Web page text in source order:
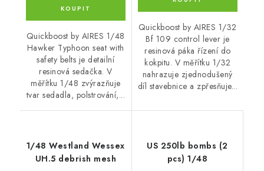
Quickboost by AIRES 1/48
Hawker Typhoon seat with
safety belts je detailní
resinová sedačka. V
měřítku 1/48 zvýrazňuje
tvar sedadla, polstrování,...
Quickboost by AIRES 1/32
Bf 109 control lever je
resinová páka řízení do
kokpitu. V měřítku 1/32
nahrazuje zjednodušený
díl stavebnice a zpřesňuje...
1/48 Westland Wessex
UH.5 debrish mesh
US 250lb bombs (2
pcs) 1/48